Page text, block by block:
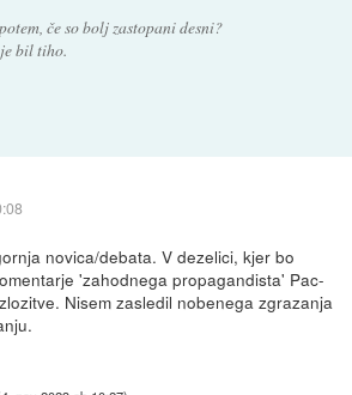
če so bolj zastopani desni?
bil tiho.
novica/debata. V dezelici, kjer bo
'zahodnega propagandista' Pac-
Nisem zasledil nobenega zgrazanja